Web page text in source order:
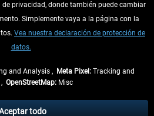
si no se describe lo contrario
privacidad, donde también puede cambiar
Simplemente vaya a la página con la
Vea nuestra declaración de protección de
datos.
and Analysis , Meta Pixel: Tracking and
OpenStreetMap:Misc
todo